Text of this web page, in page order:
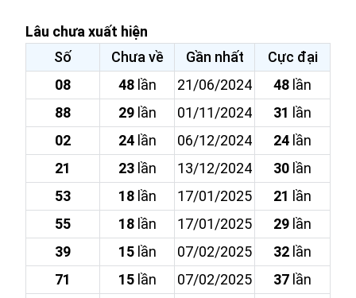
Lâu chưa xuất hiện
Số
Chưa về Gần nhất
Cực đại
08
48lần 21/06/2024 48 lần
88
29lần 01/11/2024 31 lần
02
24lần 06/12/2024 24 lần
21
23lần 13/12/2024 30 lần
53
18lần 17/01/2025 21 lần
55
18lần 17/01/2025 29 lần
39
15lần 07/02/2025 32 lần
71
15lần 07/02/2025 37 lần